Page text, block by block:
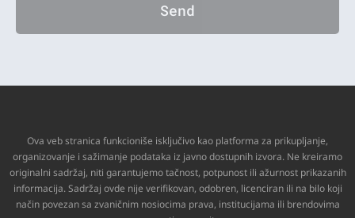
Send
Ova veb stranica funkcioniše isključivo kao platforma za prikupljanje,
organizovanje i sažimanje podataka iz javno dostupnih izvora. Ne kreiramo
originalni sadržaj, niti garantujemo tačnost, potpunost ili ažurnost prikazanih
informacija. Sadržaj ovde nije verifikovan, odobren, licenciran ili na bilo koji
način povezan sa zvaničnim nosiocima prava, institucijama ili brendovima